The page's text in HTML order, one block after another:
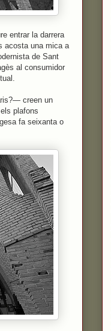
entrar la darrera
acosta una mica a
de Sant
al consumidor
creen un
plafons
fa seixanta o